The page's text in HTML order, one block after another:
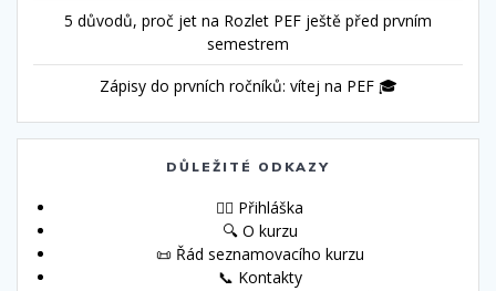
5 důvodů, proč jet na Rozlet PEF ještě před prvním
semestrem
Zápisy do prvních ročníků: vítej na PEF 🎓
DŮLEŽITÉ ODKAZY
🙋‍♀️ Přihláška
🔍 O kurzu
📜 Řád seznamovacího kurzu
📞 Kontakty